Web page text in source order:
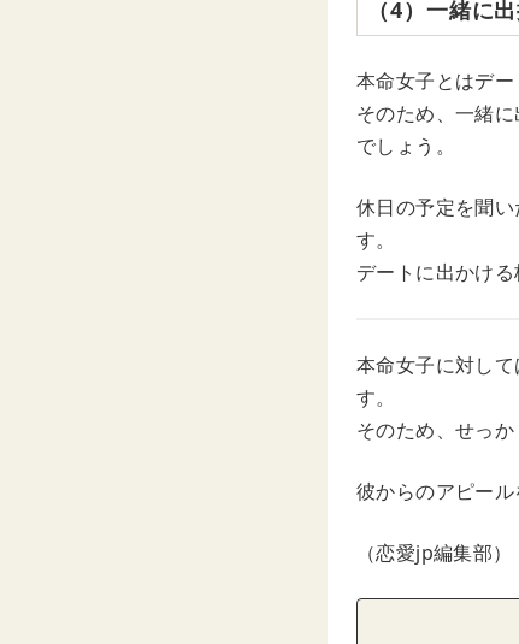
（4）一緒に
本命女子とはデ
そのため、一緒
でしょう。
休日の予定を聞
す。
デートに出かけ
本命女子に対し
す。
そのため、せっ
彼からのアピー
（恋愛jp編集部）